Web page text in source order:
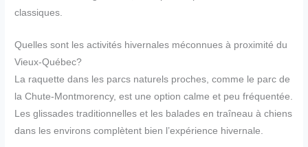
classiques.
Quelles sont les activités hivernales méconnues à proximité du
Vieux-Québec?
La raquette dans les parcs naturels proches, comme le parc de
la Chute-Montmorency, est une option calme et peu fréquentée.
Les glissades traditionnelles et les balades en traîneau à chiens
dans les environs complètent bien l’expérience hivernale.